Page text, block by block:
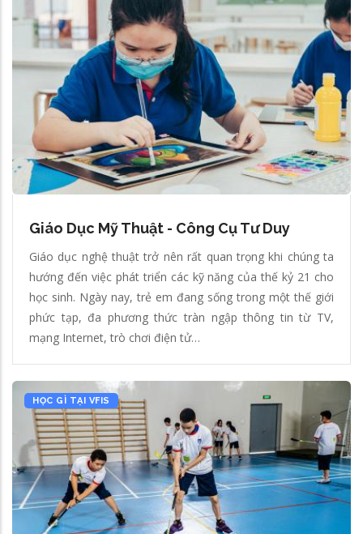
Giáo Dục Mỹ Thuật - Công Cụ Tư Duy
Giáo dục nghệ thuật trở nên rất quan trọng khi chúng ta
hướng đến việc phát triển các kỹ năng của thế kỷ 21 cho
học sinh. Ngày nay, trẻ em đang sống trong một thế giới
phức tạp, đa phương thức tràn ngập thông tin từ TV,
mạng Internet, trò chơi điện tử…
HỌC GÌ TẠI VFIS